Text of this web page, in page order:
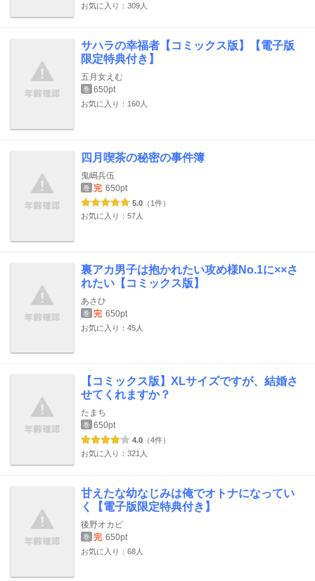
お気に入り：309人
サハラの幸福者【コミックス版】【電子版
限定特典付き】
五月女えむ
巻 650pt
お気に入り：160人
四月喫茶の秘密の事件簿
鬼嶋兵伍
巻 完 650pt
5.0 （1件）
お気に入り：57人
裏アカ男子は抱かれたい攻め様No.1に××さ
れたい【コミックス版】
あさひ
巻 完 650pt
お気に入り：45人
【コミックス版】XLサイズですが、結婚さ
せてくれますか？
たまち
巻 650pt
4.0 （4件）
お気に入り：321人
甘えたな幼なじみは俺でオトナになってい
く【電子版限定特典付き】
後野オカピ
巻 完 650pt
お気に入り：68人